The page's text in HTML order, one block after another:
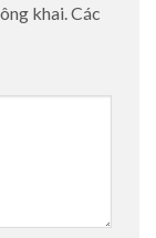
khai.Các